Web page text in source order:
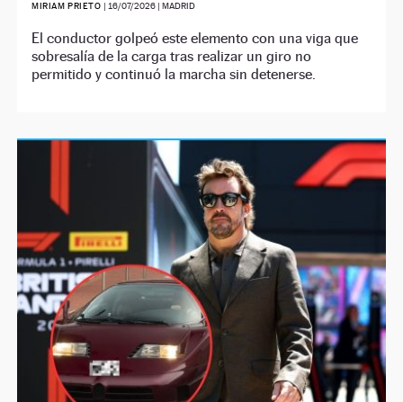
MIRIAM PRIETO | 16/07/2026| MADRID
El conductor golpeó este elemento con una viga que
sobresalía de la carga tras realizar un giro no
permitido y continuó la marcha sin detenerse.